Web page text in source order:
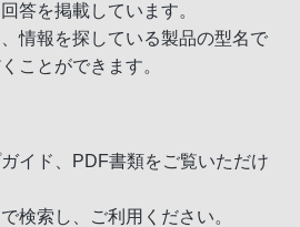
答を掲載しています。
情報を探している製品の型名で
ことができます。
イド、PDF書類をご覧いただけ
検索し、ご利用ください。